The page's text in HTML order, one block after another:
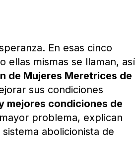
En esas cinco
ellas mismas se llaman, así
de Mujeres Meretrices de
sus condiciones
mejores condiciones de
problema, explican
abolicionista de